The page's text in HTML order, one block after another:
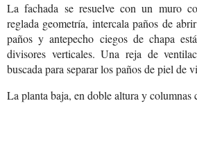
La fachada se resuelve con un muro
reglada geometría, intercala paños de
paños y antepecho ciegos de chapa
divisores verticales. Una reja de
buscada para separar los paños de piel de
La planta baja, en doblealtura y columnas